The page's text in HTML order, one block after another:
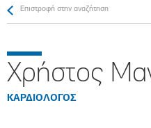
Επιστροφή στην αναζήτηση
Χρήστος
ΚΑΡΔΙΟΛΟΓΟΣ